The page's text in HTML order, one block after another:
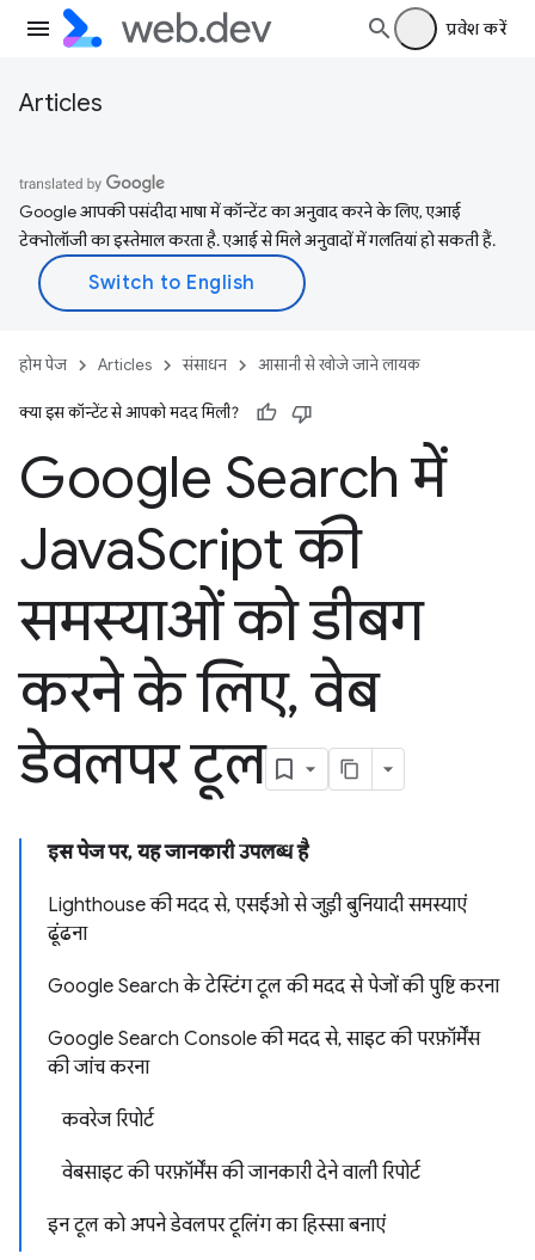
प्रवेश करें
Articles
Google आपकी पसंदीदा भाषा में कॉन्टेंट का अनुवाद करने के लिए, एआई
टेक्नोलॉजी का इस्तेमाल करता है. एआई से मिले अनुवादों में गलतियां हो सकती हैं.
होम पेज Articles संसाधन आसानी से खोजे जाने लायक
क्या इस कॉन्टेंट से आपको मदद मिली?
Google Search में
JavaScript की
समस्याओं को डीबग
करने के लिए,वेब
डेवलपर टूल
इस पेज पर, यह जानकारी उपलब्ध है
Lighthouse की मदद से, एसईओ से जुड़ी बुनियादी समस्याएं
ढूंढना
Google Search के टेस्टिंग टूल की मदद से पेजों की पुष्टि करना
Google Search Console की मदद से, साइट की परफ़ॉर्मेंस
की जांच करना
कवरेज रिपोर्ट
वेबसाइट की परफ़ॉर्मेंस की जानकारी देने वाली रिपोर्ट
इन टूल को अपने डेवलपर टूलिंग का हिस्सा बनाएं